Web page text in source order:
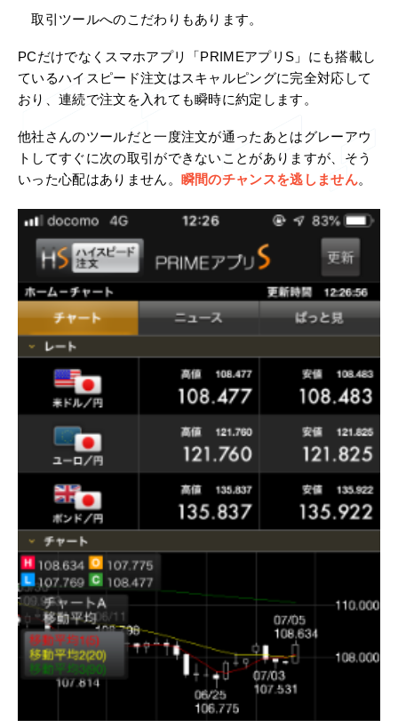
取引ツールへのこだわりもあります。
PCだけでなくスマホアプリ「PRIMEアプリS」にも搭載し
ているハイスピード注文はスキャルピングに完全対応して
おり、連続で注文を入れても瞬時に約定します。
他社さんのツールだと一度注文が通ったあとはグレーアウ
トしてすぐに次の取引ができないことがありますが、そう
いった心配はありません。
瞬間のチャンスを逃しません。